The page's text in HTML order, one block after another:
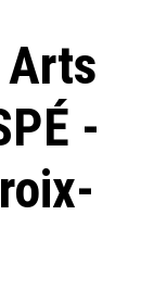
Arts
-